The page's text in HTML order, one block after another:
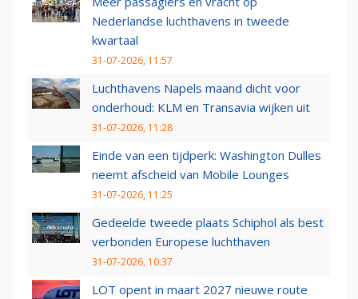
Nederlandse luchthavens in tweede
kwartaal
31-07-2026, 11:57
Luchthavens Napels maand dicht voor
onderhoud: KLM en Transavia wijken uit
31-07-2026, 11:28
Einde van een tijdperk: Washington Dulles
neemt afscheid van Mobile Lounges
31-07-2026, 11:25
Gedeelde tweede plaats Schiphol als best
verbonden Europese luchthaven
31-07-2026, 10:37
LOT opent in maart 2027 nieuwe route